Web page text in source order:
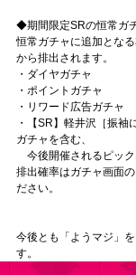
◆期間限定SRの恒常ガ
恒常ガチャに追加とな
から排出されます。
・ダイヤガチャ
・ポイントガチャ
・リワード広告ガチャ
・【SR】軽井沢［振袖
ガチャを含む、
今後開催されるピック
排出確率はガチャ画面
ださい。
今後とも「ようマジ」
す。